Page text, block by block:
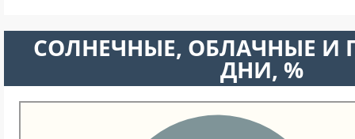
CОЛНЕЧНЫЕ, ОБЛАЧНЫЕ И
ДНИ, %